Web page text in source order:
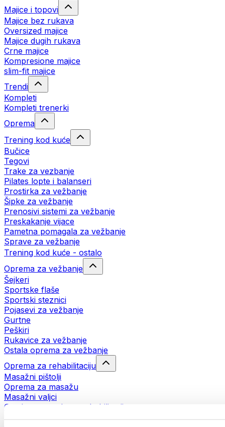
Majice i topovi
Majice bez rukava
Oversized majice
Majice dugih rukava
Crne majice
Kompresione majice
slim-fit majice
Trendi
Kompleti
Kompleti trenerki
Oprema
Trening kod kuće
Bučice
Tegovi
Trake za vezbanje
Pilates lopte i balanseri
Prostirka za vežbanje
Šipke za vežbanje
Prenosivi sistemi za vežbanje
Preskakanje vijace
Pametna pomagala za vežbanje
Sprave za vežbanje
Trening kod kuće - ostalo
Oprema za vežbanje
Šejkeri
Sportske flaše
Sportski steznici
Pojasevi za vežbanje
Gurtne
Peškiri
Rukavice za vežbanje
Ostala oprema za vežbanje
Oprema za rehabilitaciju
Masažni pištolji
Oprema za masažu
Masažni valjci
Ostala pomagala za rehabilitaciju
Torbe i rančevi